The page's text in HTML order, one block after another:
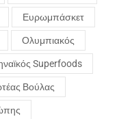
Ευρωμπάσκετ
Ολυμπιακός
Superfoods
Βούλας